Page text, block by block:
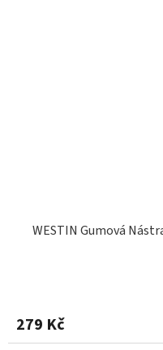
WESTIN Gumová
279 Kč